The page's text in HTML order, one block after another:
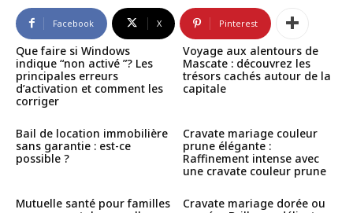
Facebook X Pinterest
Que faire si Windows
indique “non activé ”? Les
principales erreurs
d’activation et comment les
corriger
Voyage aux alentours de
Mascate : découvrez les
trésors cachés autour de la
capitale
Bail de location immobilière
sans garantie : est-ce
possible ?
Cravate mariage couleur
prune élégante :
Raffinement intense avec
une cravate couleur prune
Mutuelle santé pour familles
Cravate mariage dorée ou